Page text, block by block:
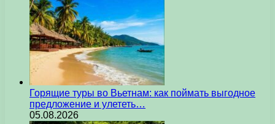
Горящие туры во Вьетнам: как поймать выгодное
предложение и улететь…
05.08.2026